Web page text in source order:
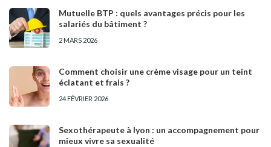
Mutuelle BTP : quels avantages précis pour les
salariés du bâtiment ?
2 MARS 2026
Comment choisir une crème visage pour un teint
éclatant et frais ?
24 FÉVRIER 2026
Sexothérapeute à lyon : un accompagnement pour
mieux vivre sa sexualité